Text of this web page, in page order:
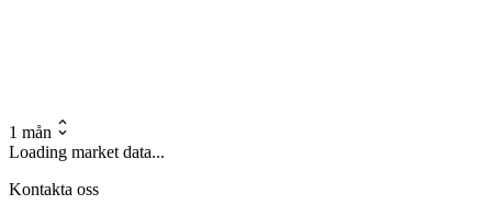
1 mån
Loading market data...
Kontakta oss